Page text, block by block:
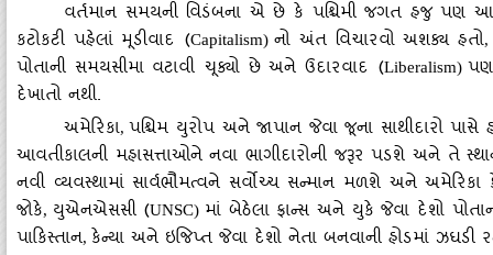
વર્તમાન સમયની વિડંબના એ છે કે પશ્ચિમી જગત હજુ પણ આ
કટોકટી પહેલાં મૂડીવાદ (Capitalism)નો અંત વિચારવો અશક્ય હતો
પોતાની સમયસીમા વટાવી ચૂક્યો છે અને ઉદારવાદ (Liberalism)
દેખાતો નથી.
અમેરિકા,પશ્ચિમ યુરોપ અને જાપાન જેવા જૂના સાથીદારો
આવતીકાલની મહાસત્તાઓને નવા ભાગીદારોની જરૂર પડશે અને તે
નવી વ્યવસ્થામાં સાર્વભૌમત્વને સર્વોચ્ચ સન્માન મળશે અને
જોકે, યુએનએસસી (UNSC) માં બેઠેલા ફ્રાન્સ અને યુકે જેવા દેશો
પાકિસ્તાન, કેન્યા અને ઇજિપ્ત જેવા દેશો નેતા બનવાની હોડમાં ઝઘડી